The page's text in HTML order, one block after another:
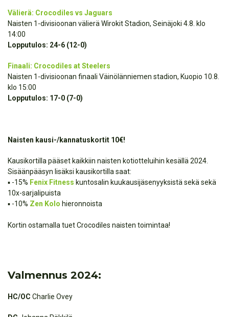
Välierä: Crocodiles vs Jaguars
Naisten 1-divisioonan välierä Wirokit Stadion, Seinäjoki 4.8. klo
14:00
Lopputulos: 24-6 (12-0)
Finaali: Crocodiles at Steelers
Naisten 1-divisioonan finaali Väinölänniemen stadion, Kuopio 10.8.
klo 15:00
Lopputulos: 17-0 (7-0)
Naisten kausi-/kannatuskortit 10€!
Kausikortilla pääset kaikkiin naisten kotiotteluihin kesällä 2024.
Sisäänpääsyn lisäksi kausikortilla saat:
▪️ -15% Fenix Fitness kuntosalin kuukausijäsenyyksistä sekä sekä
10x-sarjalipuista
▪️ -10% Zen Kolo hieronnoista
Kortin ostamalla tuet Crocodiles naisten toimintaa!
Valmennus 2024:
HC/OC Charlie Ovey